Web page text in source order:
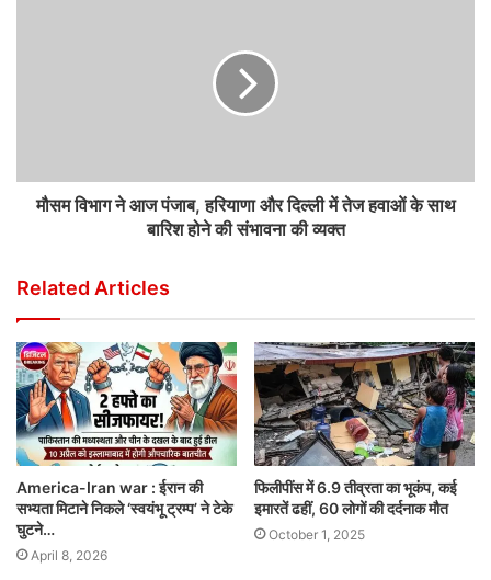
मौसम विभाग ने आज पंजाब, हरियाणा और दिल्ली में तेज हवाओं के साथ
बारिश होने की संभावना की व्यक्त
Related Articles
America-Iran war : ईरान की
सभ्यता मिटाने निकले ‘स्वयंभू ट्रम्प’ ने टेके
घुटने…
April 8, 2026
फिलीपींस में 6.9 तीव्रता का भूकंप, कई
इमारतें ढहीं, 60 लोगों की दर्दनाक मौत
October 1, 2025